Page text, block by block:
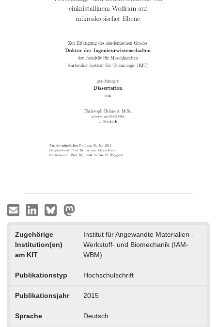
Zugehörige
Institution(en)
am KIT
Institut für Angewandte Materialien -
Werkstoff- und Biomechanik (IAM-
WBM)
Publikationstyp Hochschulschrift
Publikationsjahr 2015
Sprache Deutsch